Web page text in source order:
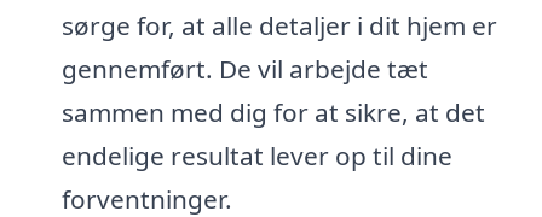
sørge for, at alle detaljer i dit hjem er
gennemført. De vil arbejde tæt
sammen med dig for at sikre, at det
endelige resultat lever op til dine
forventninger.